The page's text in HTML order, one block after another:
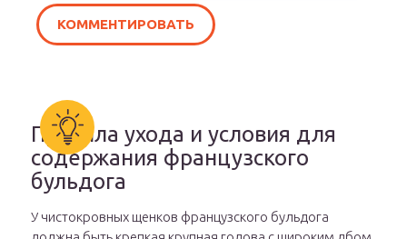
Правила ухода и условия для
содержания французского
бульдога
У чистокровных щенков французского бульдога